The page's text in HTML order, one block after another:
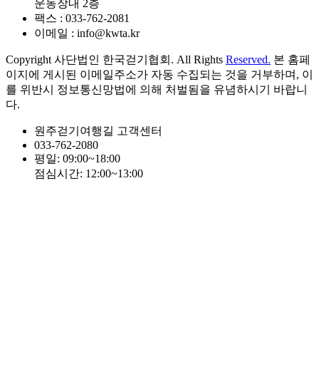
운동장내 2층
팩스 : 033-762-2081
이메일 : info@kwta.kr
Copyright 사단법인 한국걷기협회. All Rights Reserved. 본 홈페
이지에 게시된 이메일주소가 자동 수집되는 것을 거부하며, 이
를 위반시 정보통신망법에 의해 처벌됨을 유념하시기 바랍니
다.
원주걷기여행길 고객센터
033-762-2080
평일: 09:00~18:00
점심시간: 12:00~13:00